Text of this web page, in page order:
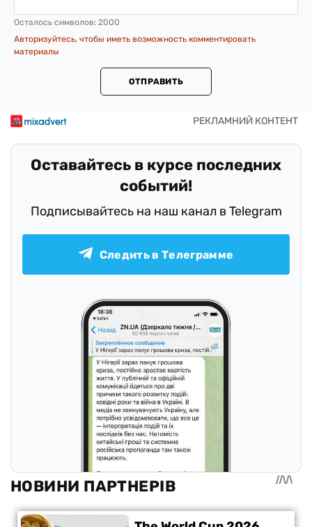
Осталось символов: 2000
Авторизуйтесь, чтобы иметь возможность комментировать
материалы
ОТПРАВИТЬ
Оставайтесь в курсе последних
событий!
Подписывайтесь на наш канал в Telegram
Следить в Телеграмме